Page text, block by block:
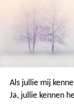
Als jullie mij
Ja, jullie kennen